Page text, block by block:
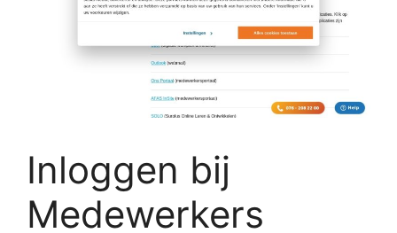
Inloggen bij
Medewerkers